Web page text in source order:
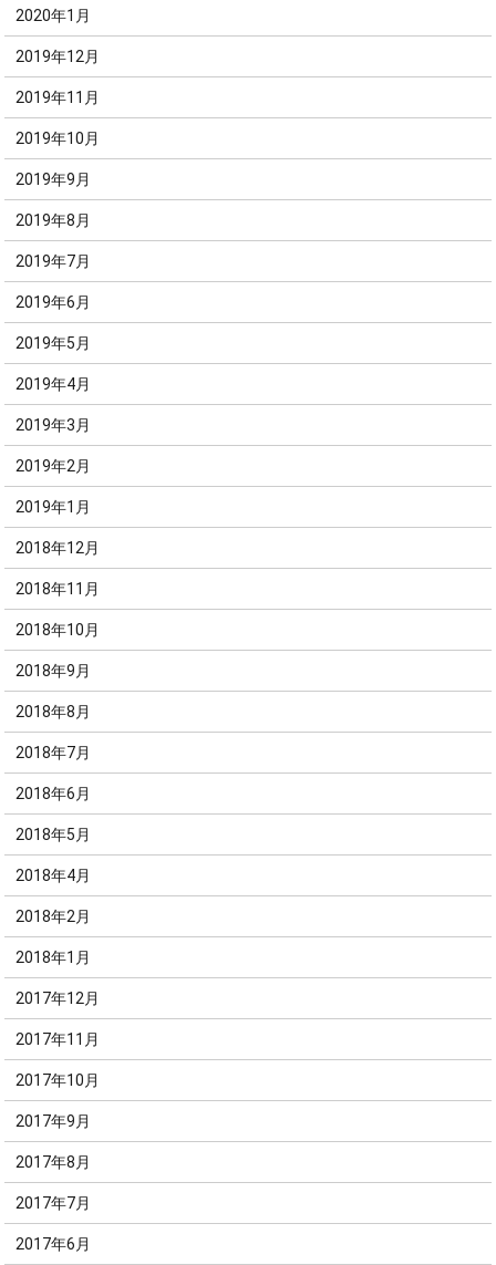
2020年1月
2019年12月
2019年11月
2019年10月
2019年9月
2019年8月
2019年7月
2019年6月
2019年5月
2019年4月
2019年3月
2019年2月
2019年1月
2018年12月
2018年11月
2018年10月
2018年9月
2018年8月
2018年7月
2018年6月
2018年5月
2018年4月
2018年2月
2018年1月
2017年12月
2017年11月
2017年10月
2017年9月
2017年8月
2017年7月
2017年6月